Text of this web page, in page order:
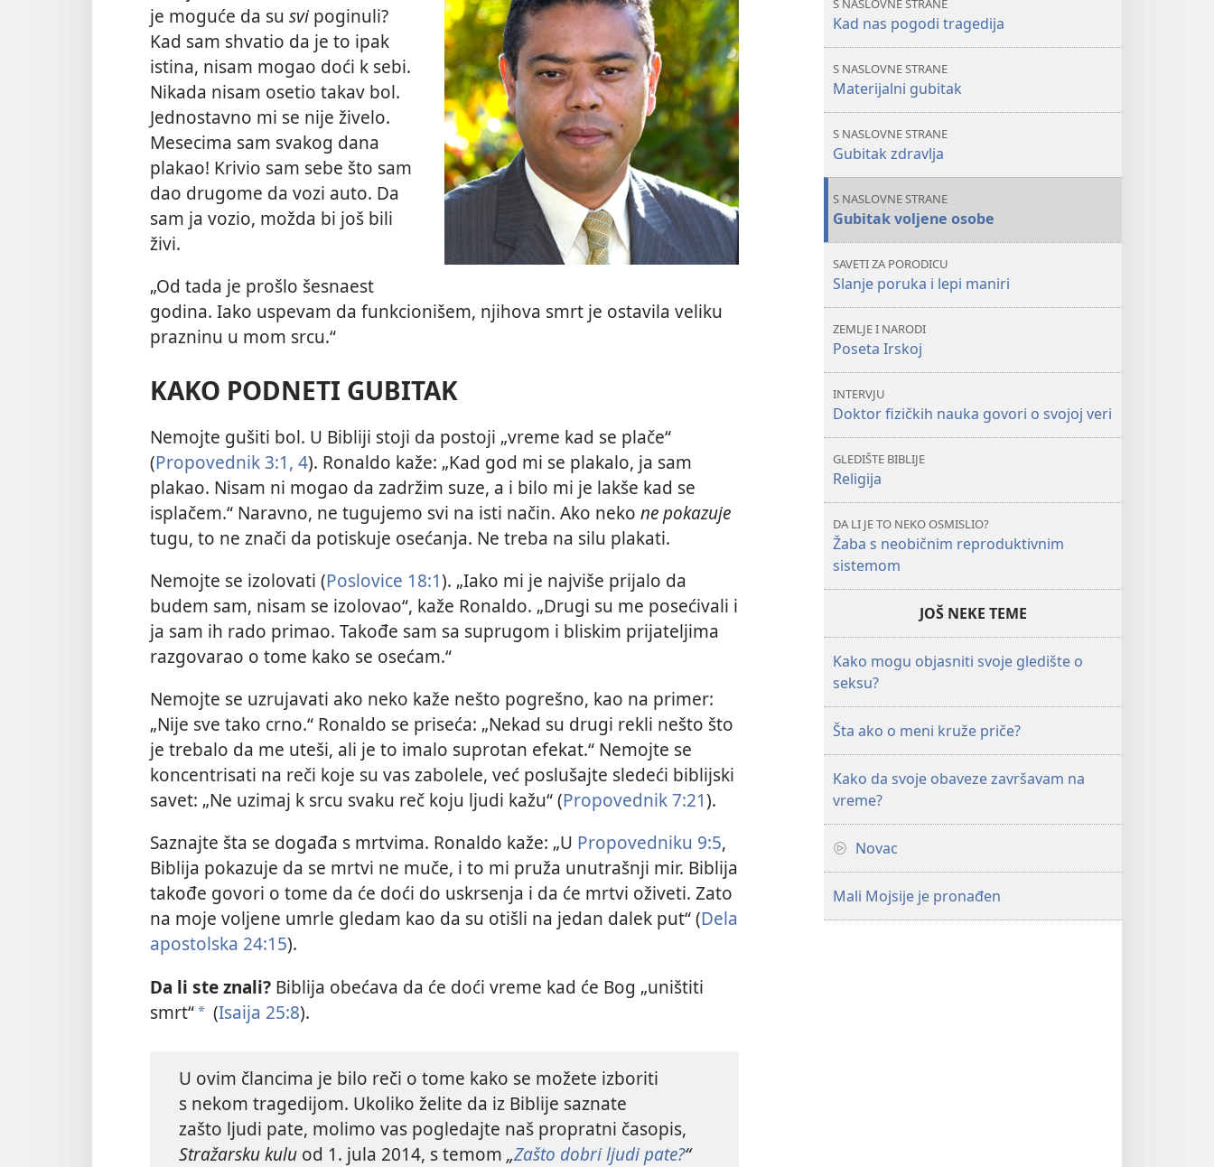
je moguće da su svi poginuli?
Kad sam shvatio da je to ipak
istina, nisam mogao doći k sebi.
Nikada nisam osetio takav bol.
Jednostavno mi se nije živelo.
Mesecima sam svakog dana
plakao! Krivio sam sebe što sam
dao drugome da vozi auto. Da
sam ja vozio, možda bi još bili
živi.
„Od tada je prošlo šesnaest
godina. Iako uspevam da funkcionišem, njihova smrt je ostavila veliku
prazninu u mom srcu.“
KAKO PODNETI GUBITAK
Nemojte gušiti bol. U Bibliji stoji da postoji „vreme kad se plače“
(Propovednik 3:1, 4). Ronaldo kaže: „Kad god mi se plakalo, ja sam
plakao. Nisam ni mogao da zadržim suze, a i bilo mi je lakše kad se
isplačem.“ Naravno, ne tugujemo svi na isti način. Ako neko ne pokazuje
tugu, to ne znači da potiskuje osećanja. Ne treba na silu plakati.
Nemojte se izolovati (Poslovice 18:1). „Iako mi je najviše prijalo da
budem sam, nisam se izolovao“, kaže Ronaldo. „Drugi su me posećivali i
ja sam ih rado primao. Takođe sam sa suprugom i bliskim prijateljima
razgovarao o tome kako se osećam.“
Nemojte se uzrujavati ako neko kaže nešto pogrešno, kao na primer:
„Nije sve tako crno.“ Ronaldo se priseća: „Nekad su drugi rekli nešto što
je trebalo da me uteši, ali je to imalo suprotan efekat.“ Nemojte se
koncentrisati na reči koje su vas zabolele, već poslušajte sledeći biblijski
savet: „Ne uzimaj k srcu svaku reč koju ljudi kažu“ (Propovednik 7:21).
Saznajte šta se događa s mrtvima. Ronaldo kaže: „U Propovedniku 9:5,
Biblija pokazuje da se mrtvi ne muče, i to mi pruža unutrašnji mir. Biblija
takođe govori o tome da će doći do uskrsenja i da će mrtvi oživeti. Zato
na moje voljene umrle gledam kao da su otišli na jedan dalek put“ (Dela
apostolska 24:15).
Da li ste znali? Biblija obećava da će doći vreme kad će Bog „uništiti
smrt“* (Isaija 25:8).
U ovim člancima je bilo reči o tome kako se možete izboriti
s nekom tragedijom. Ukoliko želite da iz Biblije saznate
zašto ljudi pate, molimo vas pogledajte naš propratni časopis,
Stražarsku kulu od 1. jula 2014, s temom „Zašto dobri ljudi pate?“
neku
tragediju
S NASLOVNE STRANE
Kad nas pogodi tragedija
S NASLOVNE STRANE
Materijalni gubitak
S NASLOVNE STRANE
Gubitak zdravlja
S NASLOVNE STRANE
Gubitak voljene osobe
SAVETI ZA PORODICU
Slanje poruka i lepi maniri
ZEMLJE I NARODI
Poseta Irskoj
INTERVJU
Doktor fizičkih nauka govori o svojoj veri
GLEDIŠTE BIBLIJE
Religija
DA LI JE TO NEKO OSMISLIO?
Žaba s neobičnim reproduktivnim
sistemom
JOŠ NEKE TEME
Kako mogu objasniti svoje gledište o
seksu?
Šta ako o meni kruže priče?
Kako da svoje obaveze završavam na
vreme?
Novac
Mali Mojsije je pronađen